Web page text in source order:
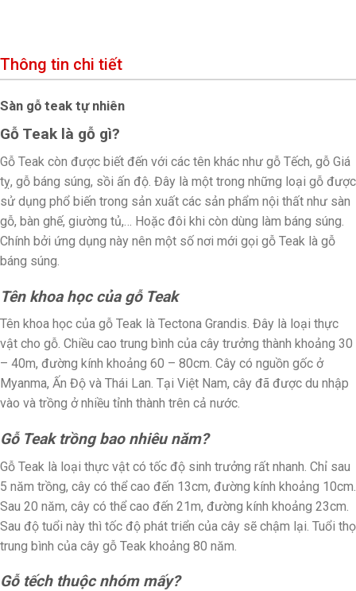
Thông tin chi tiết
Sàn gỗ teak tự nhiên
Gỗ Teak là gỗ gì?
Gỗ Teak còn được biết đến với các tên khác như gỗ Tếch, gỗ Giá
tỵ, gỗ báng súng, sồi ấn độ. Đây là một trong những loại gỗ được
sử dụng phổ biến trong sản xuất các sản phẩm nội thất như sàn
gỗ, bàn ghế, giường tủ,… Hoặc đôi khi còn dùng làm báng súng.
Chính bởi ứng dụng này nên một số nơi mới gọi gỗ Teak là gỗ
báng súng.
Tên khoa học của gỗ Teak
Tên khoa học của gỗ Teak là Tectona Grandis. Đây là loại thực
vật cho gỗ. Chiều cao trung bình của cây trưởng thành khoảng 30
– 40m, đường kính khoảng 60 – 80cm. Cây có nguồn gốc ở
Myanma, Ấn Độ và Thái Lan. Tại Việt Nam, cây đã được du nhập
vào và trồng ở nhiều tỉnh thành trên cả nước.
Gỗ Teak trồng bao nhiêu năm?
Gỗ Teak là loại thực vật có tốc độ sinh trưởng rất nhanh. Chỉ sau
5 năm trồng, cây có thể cao đến 13cm, đường kính khoảng 10cm.
Sau 20 năm, cây có thể cao đến 21m, đường kính khoảng 23cm.
Sau độ tuổi này thì tốc độ phát triển của cây sẽ chậm lại. Tuổi thọ
trung bình của cây gỗ Teak khoảng 80 năm.
Gỗ tếch thuộc nhóm mấy?